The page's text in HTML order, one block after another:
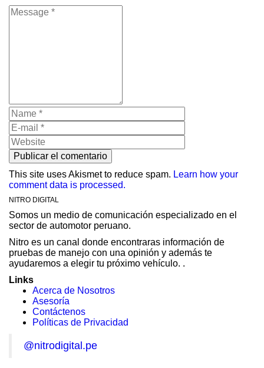
This site uses Akismet to reduce spam. Learn how your
comment data is processed.
NITRO DIGITAL
Somos un medio de comunicación especializado en el
sector de automotor peruano.
Nitro es un canal donde encontraras información de
pruebas de manejo con una opinión y además te
ayudaremos a elegir tu próximo vehículo. .
Links
Acerca de Nosotros
Asesoría
Contáctenos
Políticas de Privacidad
@nitrodigital.pe